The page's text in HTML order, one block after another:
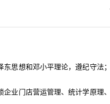
思想和邓小平理论，遵纪守
业门店营运管理、统计学原